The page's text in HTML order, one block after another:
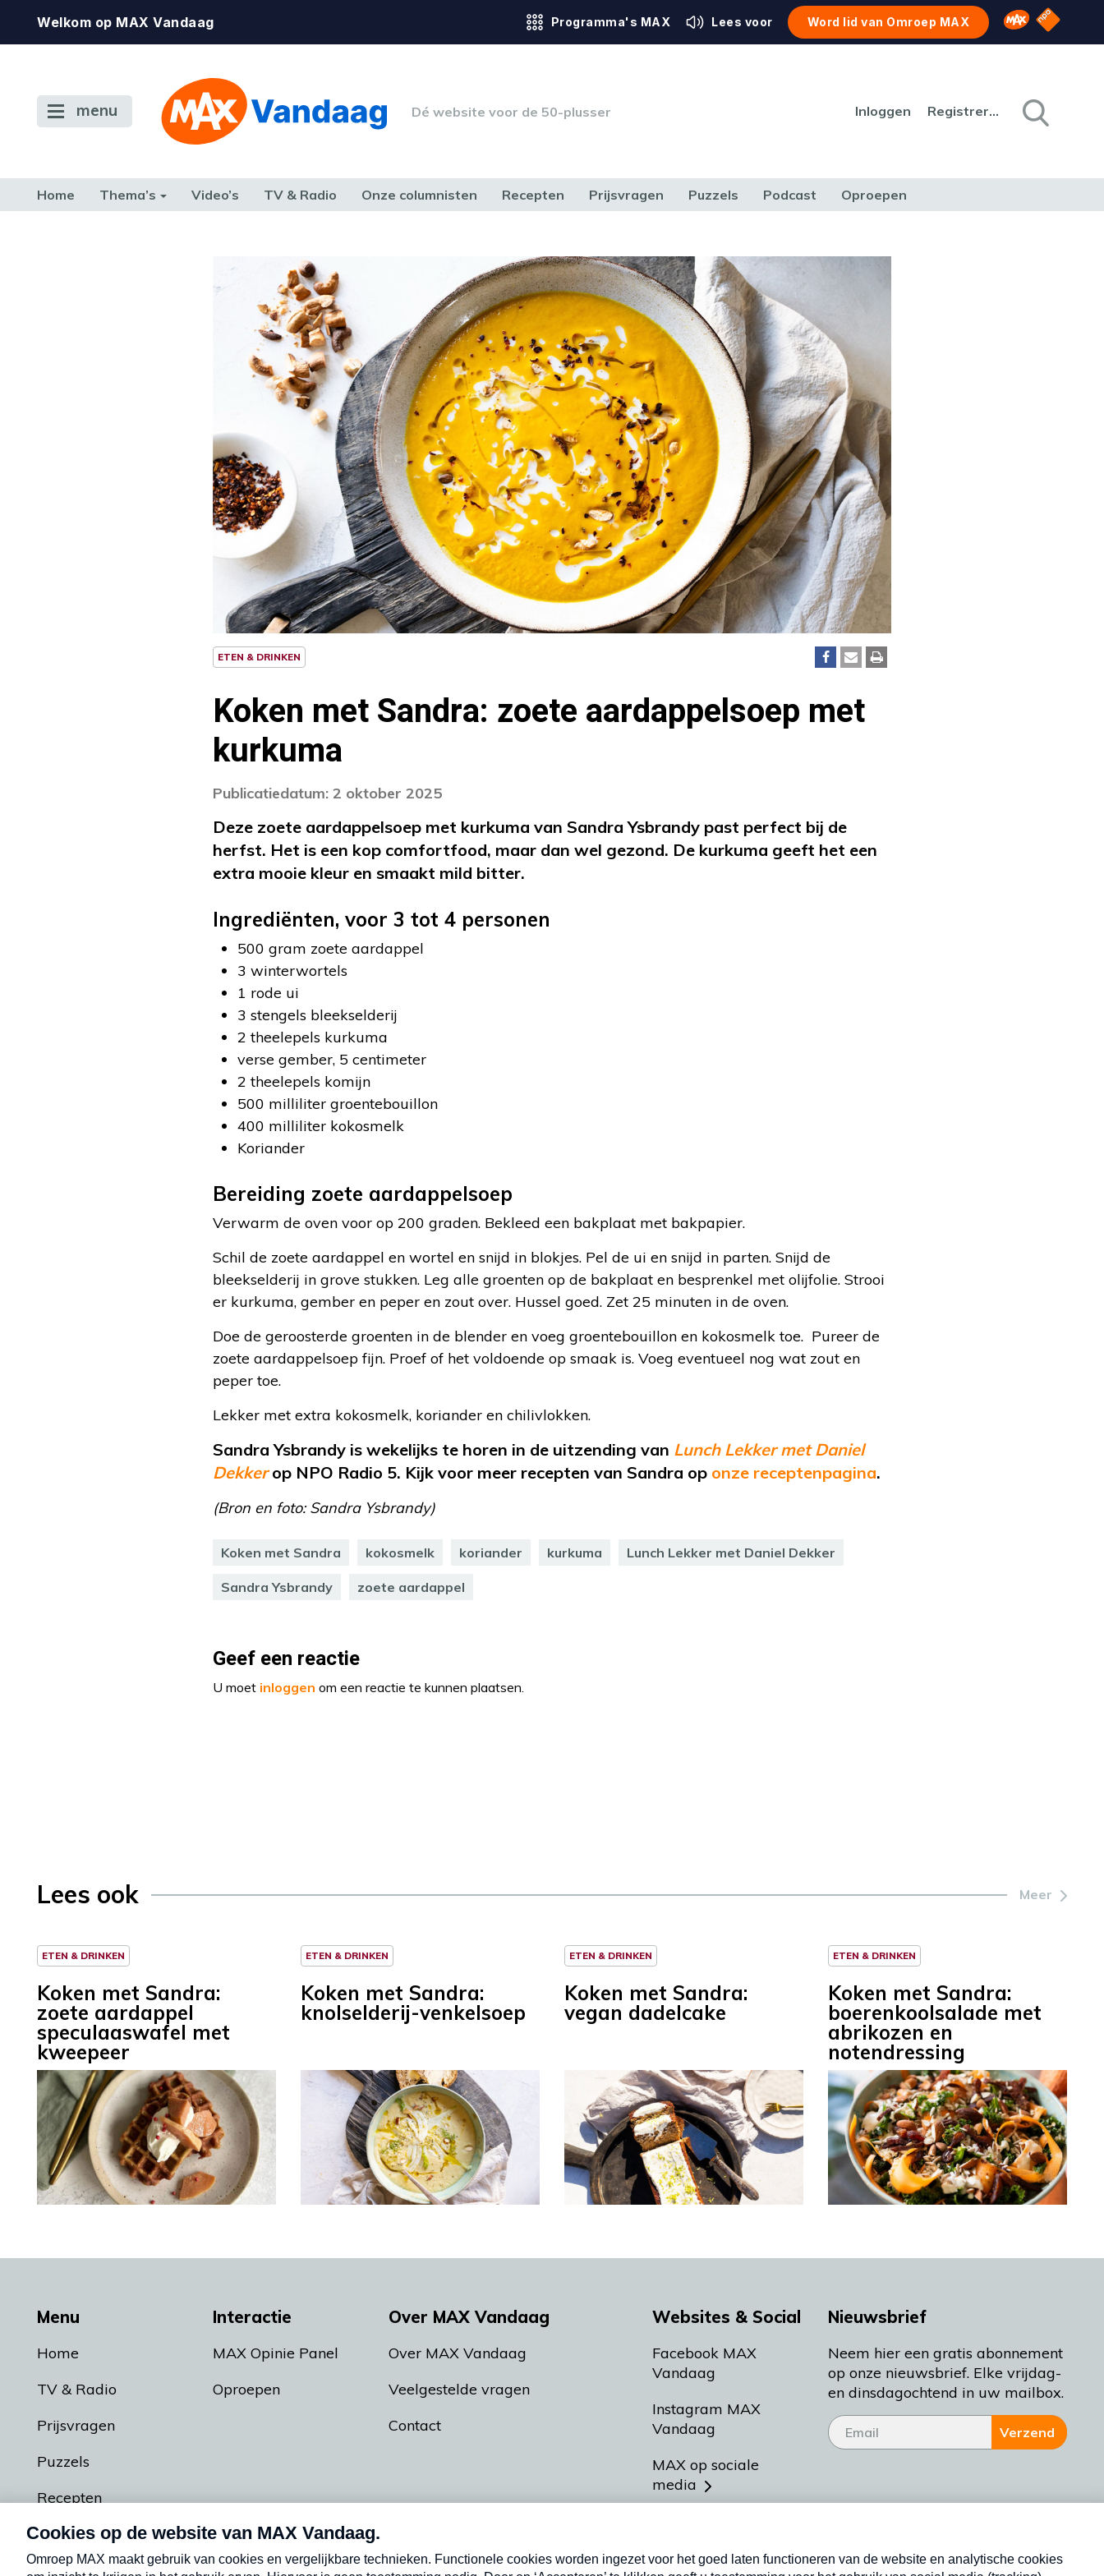
Welkom op MAX Vandaag Programma's MAX Lees voor Word lid van Omroep MAX Omroep MAX
NPO
menu Dé website voor de 50-plusser Inloggen Registreren
Home Thema’s Video’s TV & Radio Onze columnisten Recepten Prijsvragen Puzzels Podcast Oproepen
ETEN & DRINKEN
Koken met Sandra: zoete aardappelsoep met
kurkuma
Publicatiedatum: 2 oktober 2025
Deze zoete aardappelsoep met kurkuma van Sandra Ysbrandy past perfect bij de
herfst. Het is een kop comfortfood, maar dan wel gezond. De kurkuma geeft het een
extra mooie kleur en smaakt mild bitter.
Ingrediënten, voor 3 tot 4 personen
500 gram zoete aardappel
3 winterwortels
1 rode ui
3 stengels bleekselderij
2 theelepels kurkuma
verse gember, 5 centimeter
2 theelepels komijn
500 milliliter groentebouillon
400 milliliter kokosmelk
Koriander
Bereiding zoete aardappelsoep
Verwarm de oven voor op 200 graden. Bekleed een bakplaat met bakpapier.
Schil de zoete aardappel en wortel en snijd in blokjes. Pel de ui en snijd in parten. Snijd de
bleekselderij in grove stukken. Leg alle groenten op de bakplaat en besprenkel met olijfolie. Strooi
er kurkuma, gember en peper en zout over. Hussel goed. Zet 25 minuten in de oven.
Doe de geroosterde groenten in de blender en voeg groentebouillon en kokosmelk toe. Pureer de
zoete aardappelsoep fijn. Proef of het voldoende op smaak is. Voeg eventueel nog wat zout en
peper toe.
Lekker met extra kokosmelk, koriander en chilivlokken.
Sandra Ysbrandy is wekelijks te horen in de uitzending van Lunch Lekker met Daniel
Dekkerop NPO Radio 5. Kijk voor meer recepten van Sandra op onze receptenpagina.
(Bron en foto: Sandra Ysbrandy)
Koken met Sandra kokosmelk koriander kurkuma Lunch Lekker met Daniel Dekker
Sandra Ysbrandy zoete aardappel
Geef een reactie
U moet inloggen om een reactie te kunnen plaatsen.
Lees ook Meer
ETEN & DRINKEN
Koken met Sandra:
zoete aardappel
speculaaswafel met
kweepeer
ETEN & DRINKEN
Koken met Sandra:
knolselderij-venkelsoep
ETEN & DRINKEN
Koken met Sandra:
vegan dadelcake
ETEN & DRINKEN
Koken met Sandra:
boerenkoolsalade met
abrikozen en
notendressing
Menu
Home
TV & Radio
Prijsvragen
Puzzels
Recepten
Podcasts
Interactie
MAX Opinie Panel
Oproepen
Over MAX Vandaag
Over MAX Vandaag
Veelgestelde vragen
Contact
Websites & Social
Facebook MAX
Vandaag
Instagram MAX
Vandaag
MAX op sociale
media
Meldpunt Actueel
Nieuwsbrief
Neem hier een gratis abonnement
op onze nieuwsbrief. Elke vrijdag-
en dinsdagochtend in uw mailbox.
Verzend
Nieuwsbrief